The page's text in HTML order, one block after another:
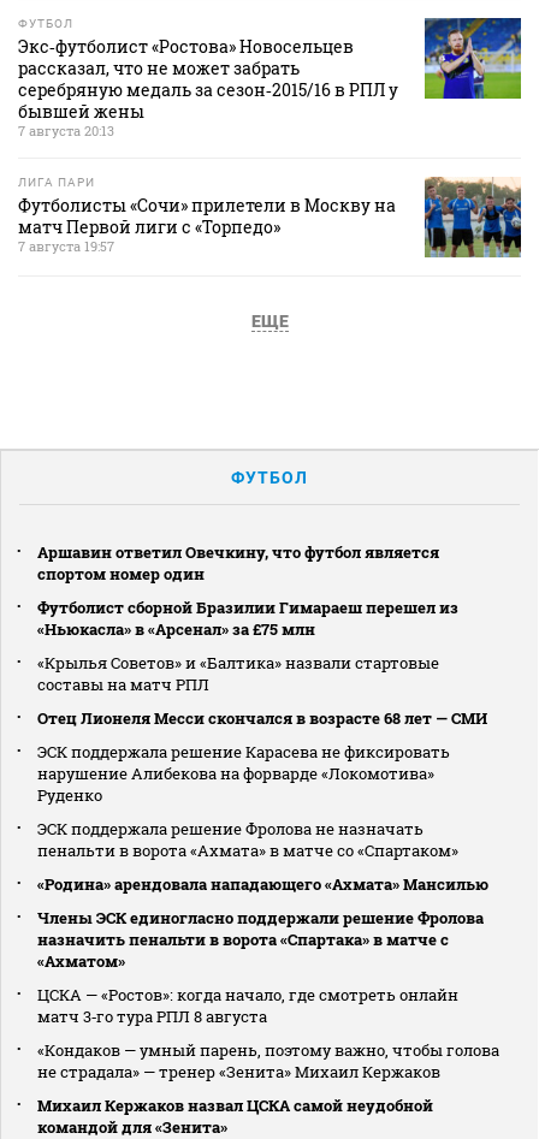
ФУТБОЛ
Экс‑футболист «Ростова» Новосельцев
рассказал, что не может забрать
серебряную медаль за сезон‑2015/16 в РПЛ у
бывшей жены
7 августа 20:13
ЛИГА ПАРИ
Футболисты «Сочи» прилетели в Москву на
матч Первой лиги с «Торпедо»
7 августа 19:57
ЕЩЕ
ФУТБОЛ
Аршавин ответил Овечкину, что футбол является
спортом номер один
Футболист сборной Бразилии Гимараеш перешел из
«Ньюкасла» в «Арсенал» за £75 млн
«Крылья Советов» и «Балтика» назвали стартовые
составы на матч РПЛ
Отец Лионеля Месси скончался в возрасте 68 лет — СМИ
ЭСК поддержала решение Карасева не фиксировать
нарушение Алибекова на форварде «Локомотива»
Руденко
ЭСК поддержала решение Фролова не назначать
пенальти в ворота «Ахмата» в матче со «Спартаком»
«Родина» арендовала нападающего «Ахмата» Мансилью
Члены ЭСК единогласно поддержали решение Фролова
назначить пенальти в ворота «Спартака» в матче с
«Ахматом»
ЦСКА — «Ростов»: когда начало, где смотреть онлайн
матч 3‑го тура РПЛ 8 августа
«Кондаков — умный парень, поэтому важно, чтобы голова
не страдала» — тренер «Зенита» Михаил Кержаков
Михаил Кержаков назвал ЦСКА самой неудобной
командой для «Зенита»